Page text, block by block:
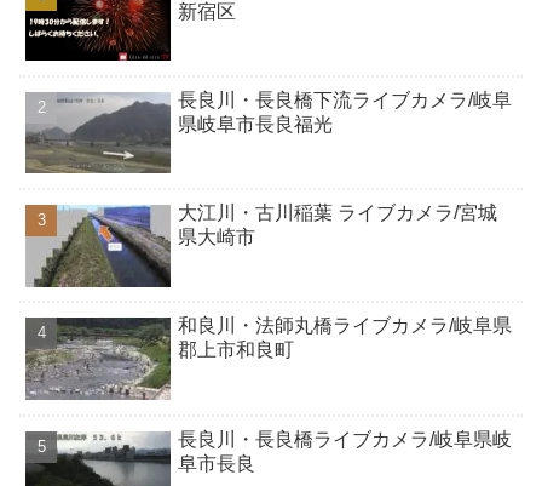
新宿区
長良川・長良橋下流ライブカメラ/岐阜
県岐阜市長良福光
大江川・古川稲葉 ライブカメラ/宮城
県大崎市
和良川・法師丸橋ライブカメラ/岐阜県
郡上市和良町
長良川・長良橋ライブカメラ/岐阜県岐
阜市長良